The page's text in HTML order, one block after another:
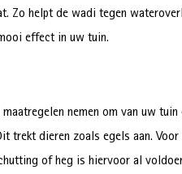
Zo helpt de wadi tegen
effect in uw tuin.
nemen om van uw
trekt dieren zoals egels aan.
of heg is hiervoor al